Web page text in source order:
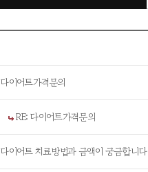
다이어트가격문의
RE: 다이어트가격문의
다이어트 치료방법과 금액이 궁금합니다